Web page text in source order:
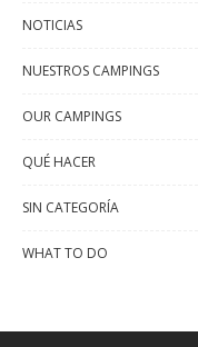
NOTICIAS
NUESTROS CAMPINGS
OUR CAMPINGS
QUÉ HACER
SIN CATEGORÍA
WHAT TO DO